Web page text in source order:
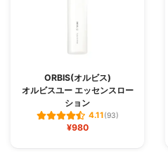
ORBIS(オルビス)
オルビスユー エッセンスロー
ション
4.11(93)
¥980